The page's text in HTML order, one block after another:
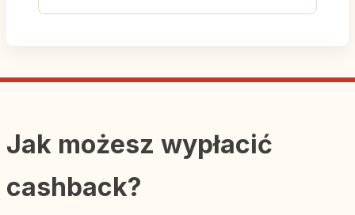
Jak możesz wypłacić
cashback?